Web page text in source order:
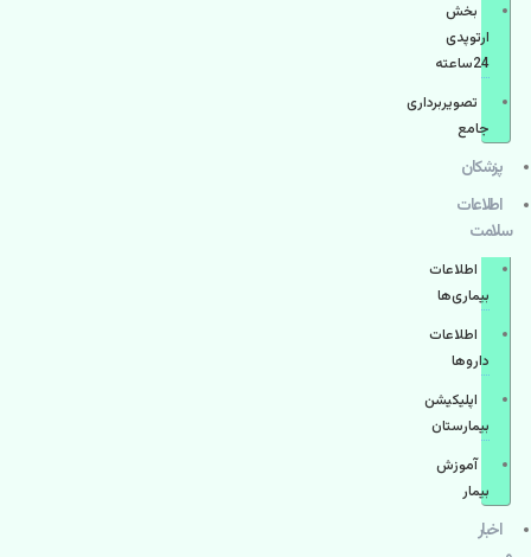
بخش
ارتوپدی
24ساعته
تصویربرداری
جامع
پزشكان
اطلاعات
سلامت
اطلاعات
بیماری‌ها
اطلاعات
دارو‌ها
اپليكيشن
بيمارستان
آموزش
بیمار
اخبار